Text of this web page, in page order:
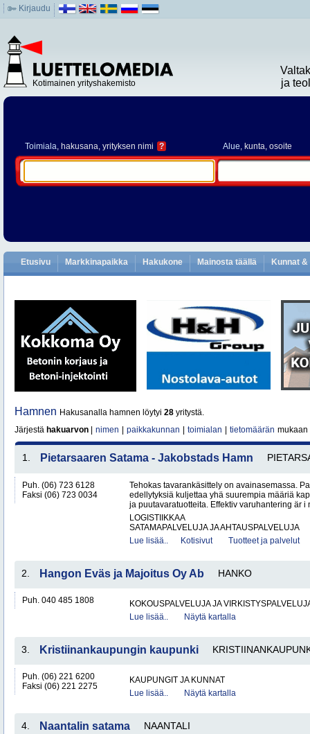
Kirjaudu
Kotimainen yrityshakemisto
ja
Toimiala, hakusana, yrityksen nimi ? Alue, kunta, osoite
Etusivu Markkinapaikka Hakukone Mainosta täällä Kunnat
Hamnen Hakusanalla hamnen löytyi 28 yritystä.
Järjestä hakuarvon nimen paikkakunnan toimialan tietomäärän mukaan
1. Pietarsaaren Satama - Jakobstads Hamn
Puh. (06) 723 6128
Faksi (06) 723 0034
Tehokas tavarankäsittely on avainasemassa.
edellytyksiä kuljettaa yhä suurempia määriä
ja puutavaratuotteita. Effektiv varuhantering är i
LOGISTIIKKAA
SATAMAPALVELUJA JA AHTAUSPALVELUJA
Lue lisää..
Kotisivut Tuotteet ja palvelut
2. Hangon Eväs ja Majoitus Oy Ab HANKO
Puh. 040 485 1808
KOKOUSPALVELUJA JA
Lue lisää..
Näytä kartalla
3. Kristiinankaupungin kaupunki
Puh. (06) 221 6200
Faksi (06) 221 2275
KAUPUNGIT JA KUNNAT
Lue lisää..
Näytä kartalla
4. Naantalin satama NAANTALI